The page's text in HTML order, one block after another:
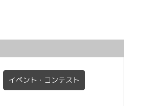
イベント・コンテスト